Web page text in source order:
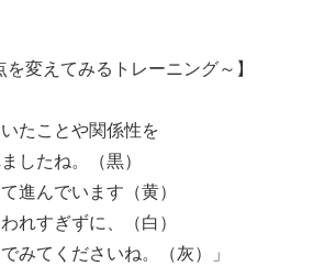
変えてみるトレーニング～】
たことや関係性を
したね。（黒）
進んでいます（黄）
れすぎずに、（白）
みてくださいね。（灰）」